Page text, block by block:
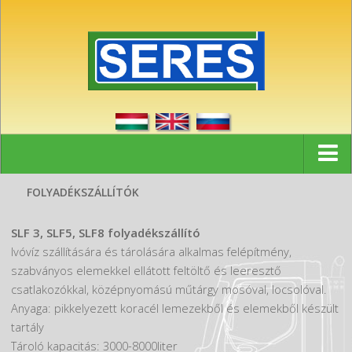
Kezdőlap
Referenciák
Partnerek
Cég
Kapcsolat
FOLYADÉKSZÁLLÍTÓK
SLF 3, SLF5, SLF8 folyadékszállító
Ivóvíz szállítására és tárolására alkalmas felépítmény,
szabványos elemekkel ellátott feltöltő és leeresztő
csatlakozókkal, középnyomású műtárgy mosóval, locsolóval.
Anyaga: pikkelyezett koracél lemezekből és elemekből készült
tartály
Tároló kapacitás: 3000-8000liter